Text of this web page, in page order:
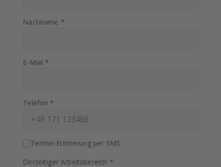
Nachname *
E-Mail *
Telefon *
Termin-Erinnerung per SMS
Derzeitiger Arbeitsbereich *